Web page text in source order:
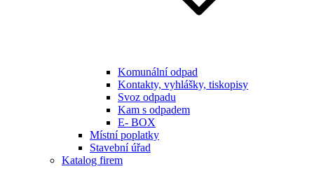
Komunální odpad
Kontakty, vyhlášky, tiskopisy
Svoz odpadu
Kam s odpadem
E- BOX
Místní poplatky
Stavební úřad
Katalog firem